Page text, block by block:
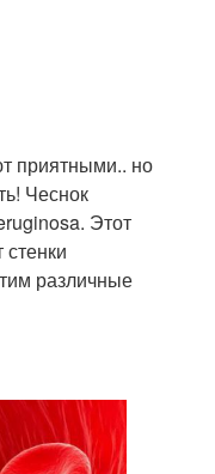
приятными.. но
Чеснок
Этот
различные